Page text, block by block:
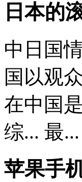
日本的
中日国
国以观
在中国
综... 最...
苹果手